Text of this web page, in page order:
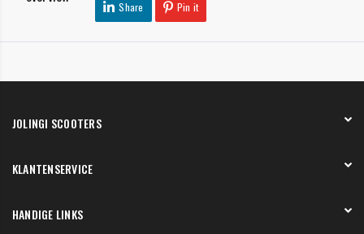
Share Pin it
JOLINGI SCOOTERS
Onze showroom
KLANTENSERVICE
Verzending en bezorging
HANDIGE LINKS